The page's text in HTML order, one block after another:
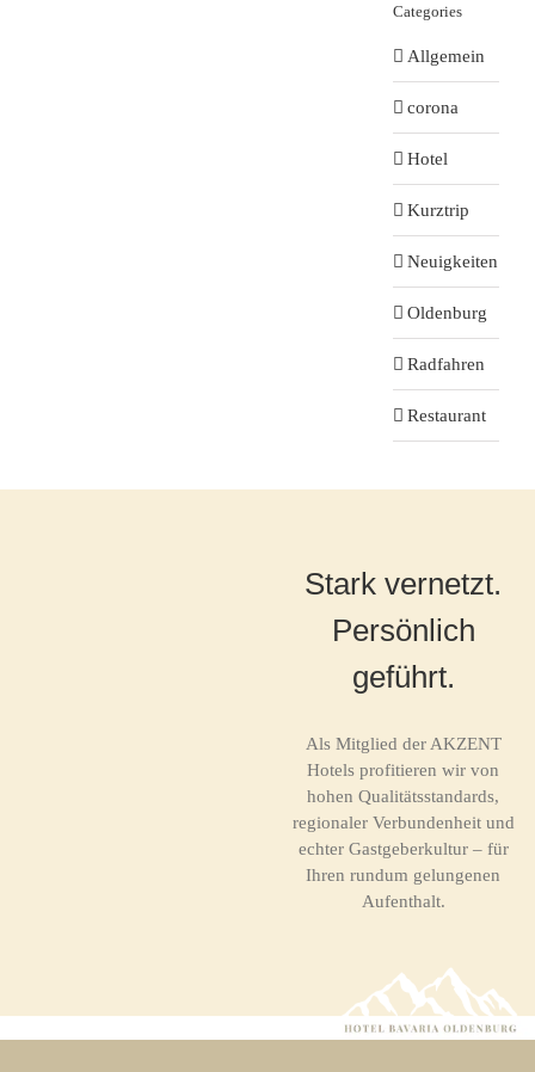
Categories
Allgemein
corona
Hotel
Kurztrip
Neuigkeiten
Oldenburg
Radfahren
Restaurant
Stark vernetzt.
Persönlich
geführt.
Als Mitglied der AKZENT
Hotels profitieren wir von
hohen Qualitätsstandards,
regionaler Verbundenheit und
echter Gastgeberkultur – für
Ihren rundum gelungenen
Aufenthalt.